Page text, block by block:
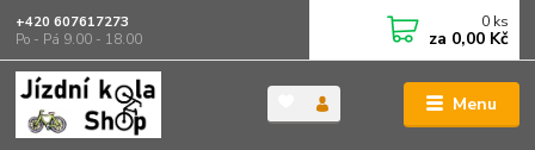
Menu
+420 607617273
Po - Pá 9.00 - 18.00
0 ks
za 0,00 Kč